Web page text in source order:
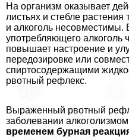
На организм оказывает
листьях и стeбле
и алкоголь несовместимы.
употрeбляющего алкоголь
повышает настроение и
передозировке или
спиртосодержащими
рвотный рефлекс.
Выраженный рвотный
заболевании
временем бурная